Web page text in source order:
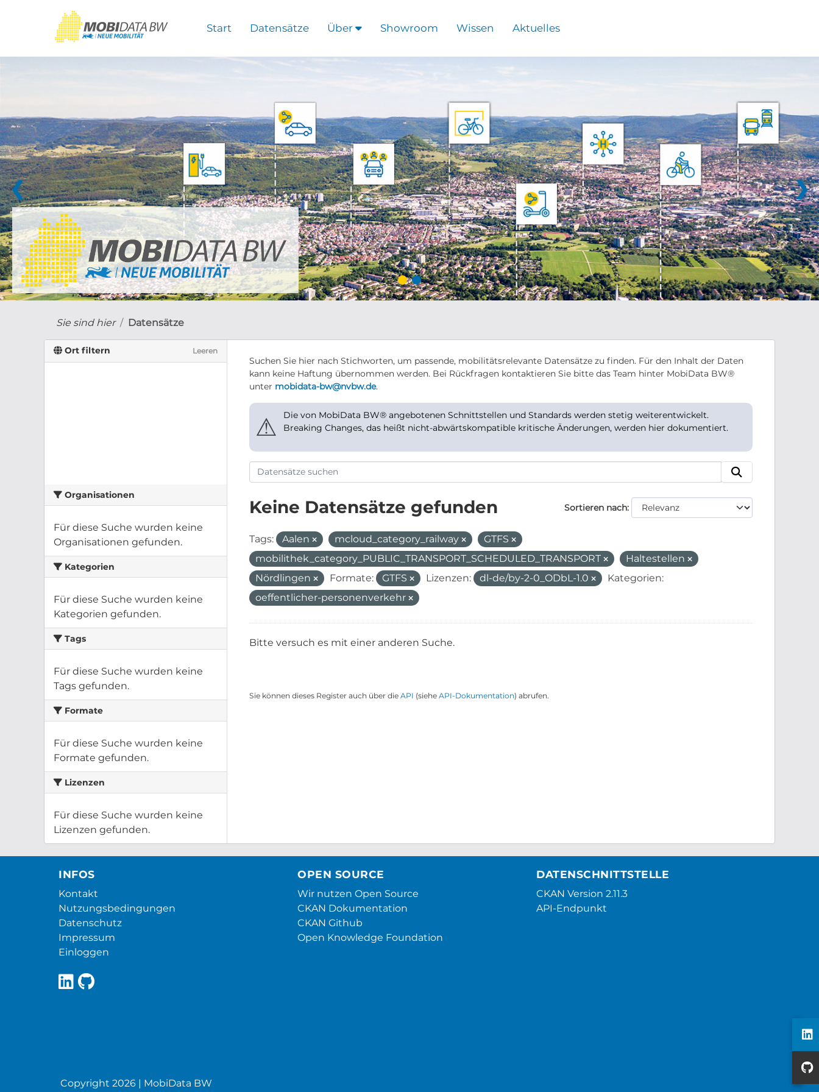
Start Datensätze Über Showroom Wissen Aktuelles
❮ ❯
Sie sind hier Datensätze
Ort filtern Leeren
Organisationen
Für diese Suche wurden keine
Organisationen gefunden.
Kategorien
Für diese Suche wurden keine
Kategorien gefunden.
Tags
Für diese Suche wurden keine
Tags gefunden.
Formate
Für diese Suche wurden keine
Formate gefunden.
Lizenzen
Für diese Suche wurden keine
Lizenzen gefunden.
Suchen Sie hier nach Stichworten, um passende, mobilitätsrelevante Datensätze zu finden. Für den Inhalt der Daten
kann keine Haftung übernommen werden. Bei Rückfragen kontaktieren Sie bitte das Team hinter MobiData BW®
unter mobidata-bw@nvbw.de.
⚠
Die von MobiData BW® angebotenen Schnittstellen und Standards werden stetig weiterentwickelt.
Breaking Changes, das heißt nicht-abwärtskompatible kritische Änderungen, werden hier dokumentiert.
Sortieren nach
Keine Datensätze gefunden
Tags: Aalen mcloud_category_railway
GTFS
mobilithek_category_PUBLIC_TRANSPORT_SCHEDULED_TRANSPORT
Haltestellen
Nördlingen
Formate: GTFS Lizenzen: dl-de/by-2-0_ODbL-1.0
Kategorien:
oeffentlicher-personenverkehr
Bitte versuch es mit einer anderen Suche.
Sie können dieses Register auch über die API (siehe API-Dokumentation) abrufen.
INFOS
Kontakt
Nutzungsbedingungen
Datenschutz
Impressum
Einloggen
OPEN SOURCE
Wir nutzen Open Source
CKAN Dokumentation
CKAN Github
Open Knowledge Foundation
DATENSCHNITTSTELLE
CKAN Version 2.11.3
API-Endpunkt
Copyright 2026 | MobiData BW